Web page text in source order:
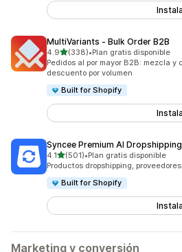
MultiVariants ‑ Bulk Order B2B
4.9de 5 estrellas
(338)
338 reseñas en total
•Plan gratis disponible
Pedidos al por mayor B2B: mezcla y
descuento por volumen
Built for Shopify
Syncee Premium AI Dropshipping
4.1de 5 estrellas
(501)
501 reseñas en total
•Plan gratis disponible
Productos dropshipping, proveedores
Built for Shopify
Marketing y conversión